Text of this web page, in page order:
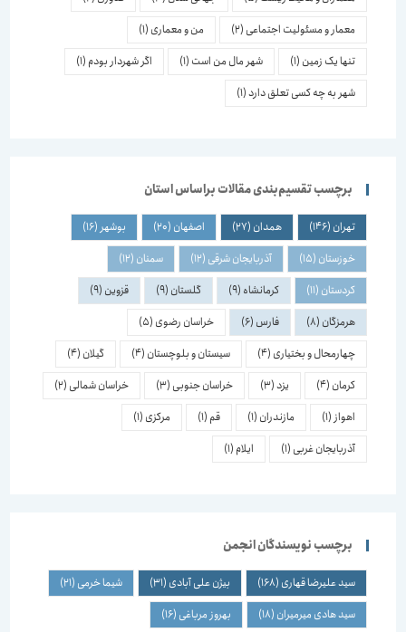
معمار و مسئولیت اجتماعی(2) من و معماری(1)
تنها یک زمین(1) شهر مال من است(1) اگر شهردار بودم(1)
شهر به چه کسی تعلق دارد(1)
برچسب تقسیم‌بندی مقالات براساس استان
تهران(146) همدان(27) اصفهان(20) بوشهر(16)
خوزستان(15) آذربایجان شرقی(12) سمنان(12)
کردستان(11) کرمانشاه(9) گلستان(9) قزوین(9)
هرمزگان(8) فارس(6) خراسان رضوی(5)
چهارمحال و بختیاری(4) سیستان و بلوچستان(4) گیلان(4)
کرمان(4)
(3) خراسان جنوبی(3) خراسان شمالی(2)
اهواز(1) مازندران(1)
(1) مرکزی(1)
آذربایجان غربی(1) ایلام(1)
برچسب نویسندگان انجمن
سید علیرضا قهاری(168) بیژن علی آبادی(31) شیما خرمی(21)
سید هادی میرمیران(18) بهروز مرباغی(16)